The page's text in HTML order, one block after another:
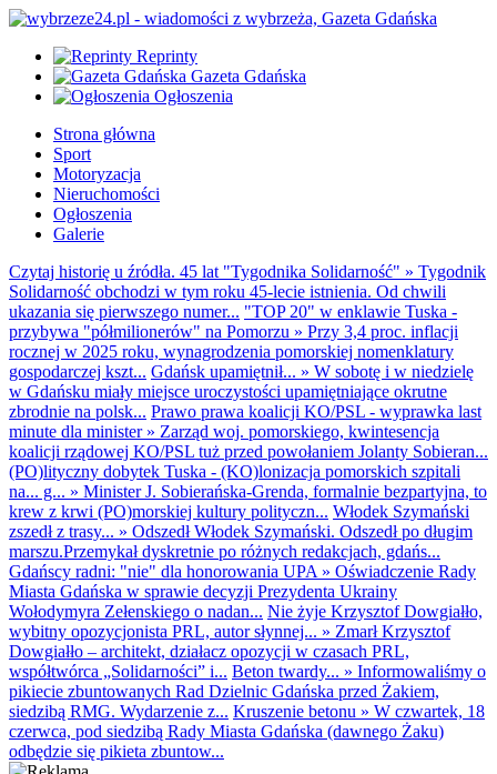
Reprinty
Gazeta Gdańska
Ogłoszenia
Strona główna
Sport
Motoryzacja
Nieruchomości
Ogłoszenia
Galerie
Czytaj historię u źródła. 45 lat "Tygodnika Solidarność" » Tygodnik
Solidarność obchodzi w tym roku 45-lecie istnienia. Od chwili
ukazania się pierwszego numer... "TOP 20" w enklawie Tuska -
przybywa "półmilionerów" na Pomorzu » Przy 3,4 proc. inflacji
rocznej w 2025 roku, wynagrodzenia pomorskiej nomenklatury
gospodarczej kszt... Gdańsk upamiętnił... » W sobotę i w niedzielę
w Gdańsku miały miejsce uroczystości upamiętniające okrutne
zbrodnie na polsk... Prawo prawa koalicji KO/PSL - wyprawka last
minute dla minister» Zarząd woj. pomorskiego, kwintesencja
koalicji rządowej KO/PSL tuż przed powołaniem Jolanty Sobieran...
(PO)lityczny dobytek Tuska - (KO)lonizacja pomorskich szpitali
na... g... » Minister J. Sobierańska-Grenda, formalnie bezpartyjna, to
krew z krwi (PO)morskiej kultury polityczn... Włodek Szymański
zszedł z trasy... » Odszedł Włodek Szymański. Odszedł po długim
marszu.Przemykał dyskretnie po różnych redakcjach, gdańs...
Gdańscy radni: "nie" dla honorowania UPA » Oświadczenie Rady
Miasta Gdańska w sprawie decyzji Prezydenta Ukrainy
Wołodymyra Zełenskiego o nadan... Nie żyje Krzysztof Dowgiałło,
wybitny opozycjonista PRL, autor słynnej... » Zmarł Krzysztof
Dowgiałło – architekt, działacz opozycji w czasach PRL,
współtwórca „Solidarności” i... Beton twardy... » Informowaliśmy o
pikiecie zbuntowanych Rad Dzielnic Gdańska przed Żakiem,
siedzibą RMG. Wydarzenie z... Kruszenie betonu » W czwartek, 18
czerwca, pod siedzibą Rady Miasta Gdańska (dawnego Żaku)
odbędzie się pikieta zbuntow...